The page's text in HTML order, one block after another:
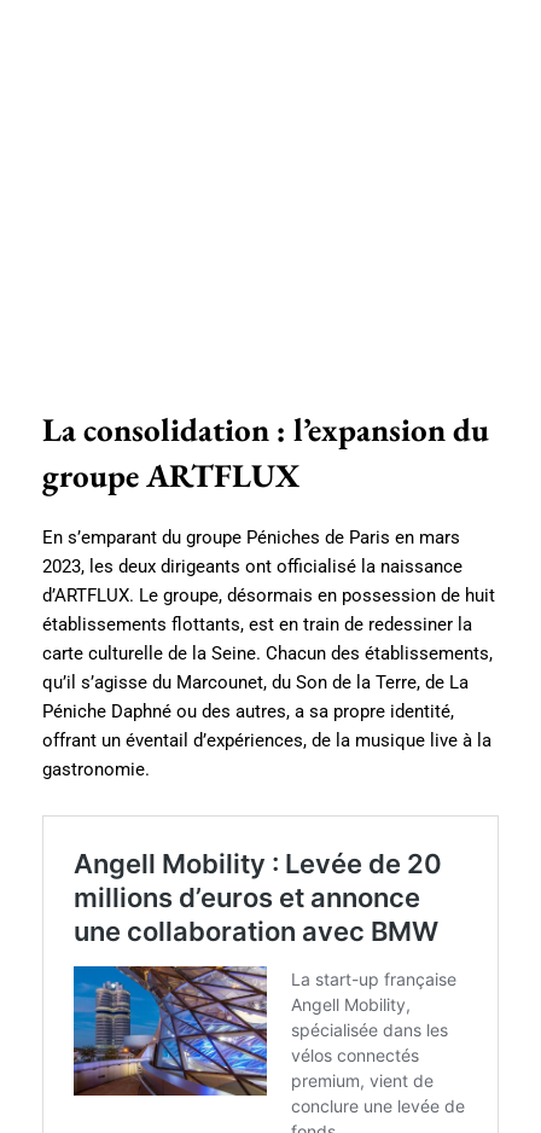
La consolidation : l’expansion du
groupe ARTFLUX
En s’emparant du groupe Péniches de Paris en mars
2023, les deux dirigeants ont officialisé la naissance
d’ARTFLUX. Le groupe, désormais en possession de huit
établissements flottants, est en train de redessiner la
carte culturelle de la Seine. Chacun des établissements,
qu’il s’agisse du Marcounet, du Son de la Terre, de La
Péniche Daphné ou des autres, a sa propre identité,
offrant un éventail d’expériences, de la musique live à la
gastronomie.